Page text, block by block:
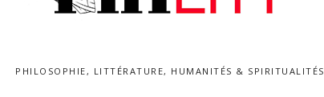
PHILOSOPHIE, LITTÉRATURE, HUMANITÉS & SPIRITUALITÉS